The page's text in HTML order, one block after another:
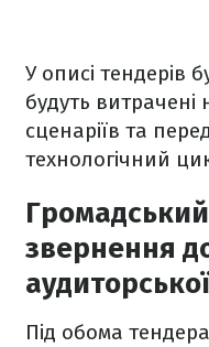
У описі тендерів
будуть
сценаріїв та
технологічний
звернення
Під обома